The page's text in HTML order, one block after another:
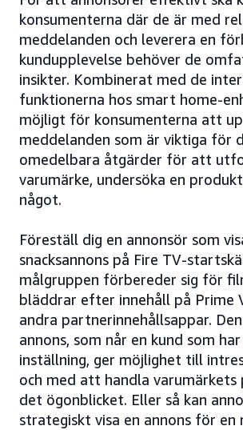
konsumenterna där de är med
meddelanden och leverera en
kundupplevelse behöver de
insikter. Kombinerat med de
funktionerna hos smart home-
möjligt för konsumenterna att
meddelanden som är viktiga för
omedelbara åtgärder för att
varumärke, undersöka en
något.
Föreställ dig en annonsör som
snacksannons på Fire TV-
målgruppen förbereder sig för
bläddrar efter innehåll på Prime
andra partnerinnehållsappar.
annons, som når en kund som
inställning, ger möjlighet till
och med att handla varumärkets
det ögonblicket. Eller så kan
strategiskt visa en annons för en